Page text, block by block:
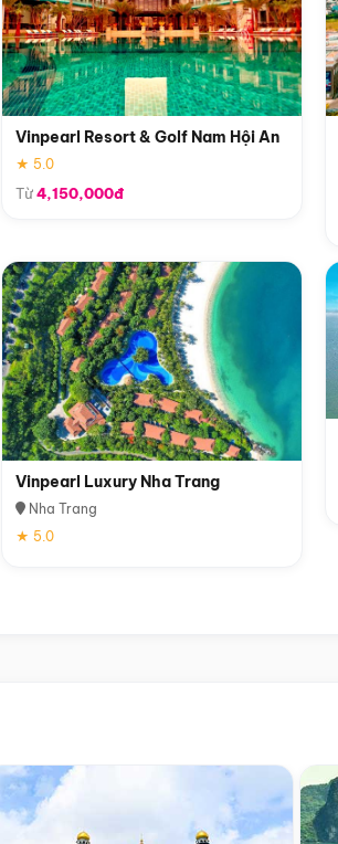
Vinpearl Resort & Golf Nam Hội An
★ 5.0
Từ4,150,000đ
Vinpearl Luxury Nha Trang
Nha Trang
★ 5.0